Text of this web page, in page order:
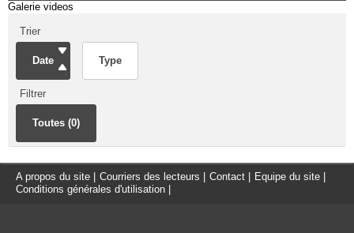
Galerie videos
Trier
Date Type
Filtrer
Toutes (0)
A propos du site Courriers des lecteurs Contact Equipe du site
Conditions générales d'utilisation